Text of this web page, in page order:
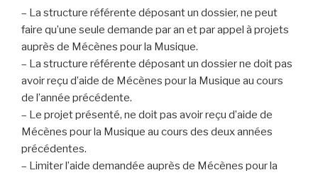
– La structure référente déposant un dossier, ne peut
faire qu’une seule demande par an et par appel à projets
auprès de Mécènes pour la Musique.
– La structure référente déposant un dossier ne doit pas
avoir reçu d’aide de Mécènes pour la Musique au cours
de l’année précédente.
– Le projet présenté, ne doit pas avoir reçu d’aide de
Mécènes pour la Musique au cours des deux années
précédentes.
– Limiter l’aide demandée auprès de Mécènes pour la